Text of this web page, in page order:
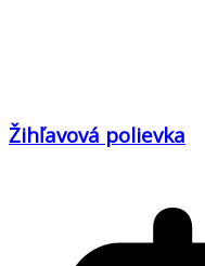
Žihľavová polievka